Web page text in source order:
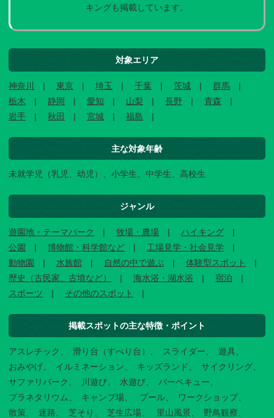
キングも掲載しています。
対象エリア
神奈川 東京 埼玉 千葉 茨城
群馬
栃木
静岡 愛知 山梨 長野
青森
岩手
秋田 宮城 福島
主な対象年齢
未就学児（乳児、幼児）、小学生、中学生、高校生
ジャンル
遊園地・テーマパーク 牧場・農場
ハイキング
公園
博物館・科学館など
工場見学・社会見学
動物園
水族館 自然の中で遊ぶ
体験型スポット
歴史（古民家、古墳など）
海水浴・湖水浴
宿泊
スポーツ
その他のスポット
掲載スポットの主な特徴・ポイント
アスレチック 滑り台（すべり台） スライダー
遊具
おみやげ
イルミネーション キッズランド
サイクリング
サファリパーク
川遊び 水遊び
バーベキュー
プラネタリウム
キャンプ場 プール
ワークショップ
散策
迷路 芝そり 芝生広場 里山風景 野鳥観察